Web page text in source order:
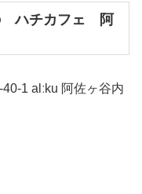
ハチカフェ 阿
1 alːku 阿佐ヶ谷内